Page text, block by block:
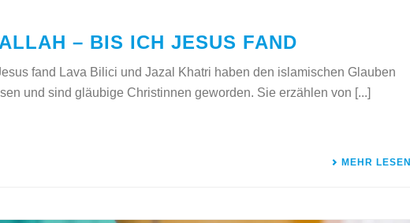
– BIS ICH JESUS FAND
fand Lava Bilici und Jazal Khatri haben den islamischen Glauben
und sind gläubige Christinnen geworden. Sie erzählen von [...]
MEHR LESEN